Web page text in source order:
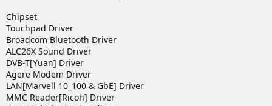
Chipset
Touchpad Driver
Broadcom Bluetooth Driver
ALC26X Sound Driver
DVB-T[Yuan] Driver
Agere Modem Driver
LAN[Marvell 10_100 & GbE] Driver
MMC Reader[Ricoh] Driver